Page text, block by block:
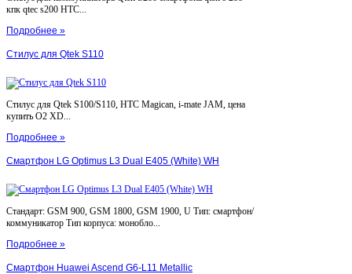
кпк qtec s200 HTC...
Подробнее »
Стилус для Qtek S110
Стилус для Qtek S100/S110, HTC Magican, i-mate JAM, цена
купить O2 XD...
Подробнее »
Смартфон LG Optimus L3 Dual E405 (White) WH
Стандарт: GSM 900, GSM 1800, GSM 1900, U Тип: смартфон/
коммуникатор Тип корпуса: монобло...
Подробнее »
Смартфон Huawei Ascend G6-L11 Metallic